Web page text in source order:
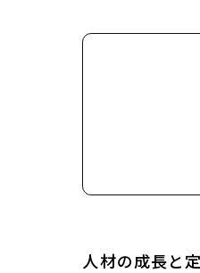
人材の成長と